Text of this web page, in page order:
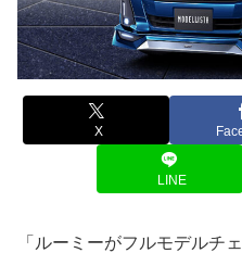
X
LINE
「ルーミーがフルモデルチ